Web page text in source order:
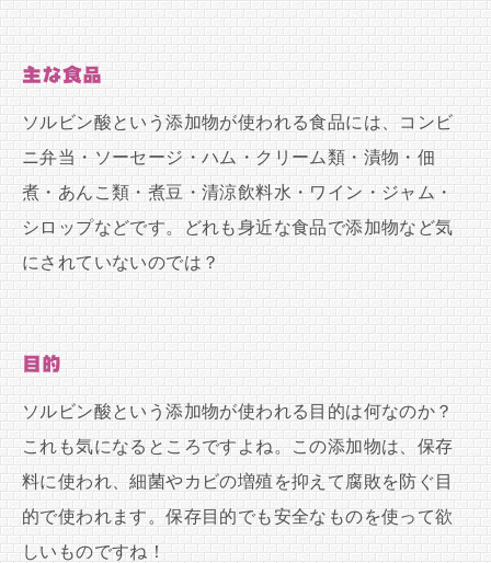
主な食品
ソルビン酸という添加物が使われる食品には、コンビ
ニ弁当・ソーセージ・ハム・クリーム類・漬物・佃
煮・あんこ類・煮豆・清涼飲料水・ワイン・ジャム・
シロップなどです。どれも身近な食品で添加物など気
にされていないのでは？
目的
ソルビン酸という添加物が使われる目的は何なのか？
これも気になるところですよね。この添加物は、保存
料に使われ、細菌やカビの増殖を抑えて腐敗を防ぐ目
的で使われます。保存目的でも安全なものを使って欲
しいものですね！